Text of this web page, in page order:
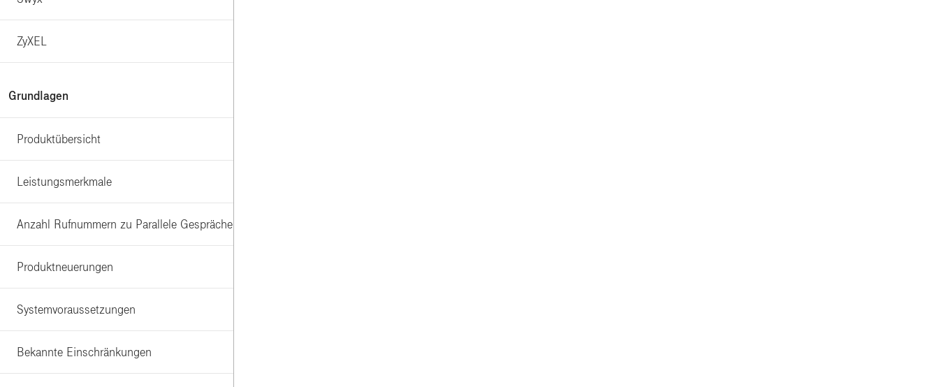
ZyXEL
Grundlagen
Produktübersicht
Leistungsmerkmale
Anzahl Rufnummern zu Parallele Gespräche
Produktneuerungen
Systemvoraussetzungen
Bekannte Einschränkungen